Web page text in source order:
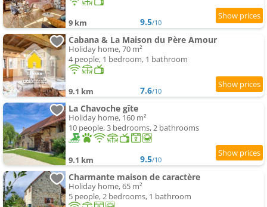
9 km 9.5/10
Cabana & La Maison du Père Amour
Holiday home, 70 m²
4 people, 1 bedroom, 1 bathroom
9.1 km 7.6/10
La Chavoche gîte
Holiday home, 160 m²
10 people, 3 bedrooms, 2 bathrooms
9.1 km 9.5/10
Charmante maison de caractère
Holiday home, 65 m²
5 people, 2 bedrooms, 1 bathroom